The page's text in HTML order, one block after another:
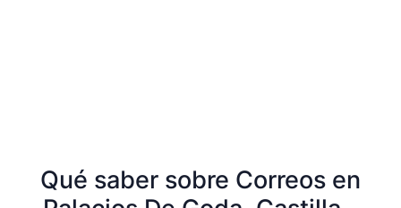
Qué saber sobre Correos en